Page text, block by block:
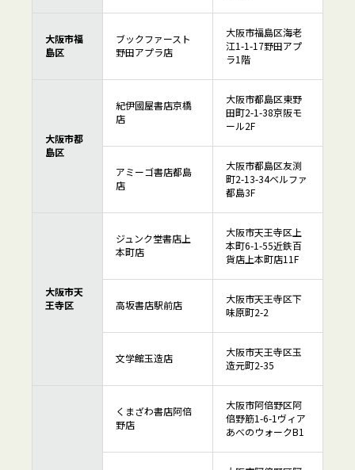
大阪市福
島区
ブックファースト
野田アプラ店
大阪市福島区海老
江1-1-17野田アプ
ラ1階
大阪市都
島区
紀伊國屋書店京橋
店
大阪市都島区東野
田町2-1-38京阪モ
ール2F
アミーゴ書店都島
店
大阪市都島区友渕
町2-13-34ベルファ
都島3F
大阪市天
王寺区
ジュンク堂書店上
本町店
大阪市天王寺区上
本町6-1-55近鉄百
貨店上本町店11F
高坂書店駅前店
大阪市天王寺区下
味原町2-2
文学館玉造店
大阪市天王寺区玉
造元町2-35
くまざわ書店阿倍
野店
大阪市阿倍野区阿
倍野筋1-6-1ヴィア
あべのウォークB1